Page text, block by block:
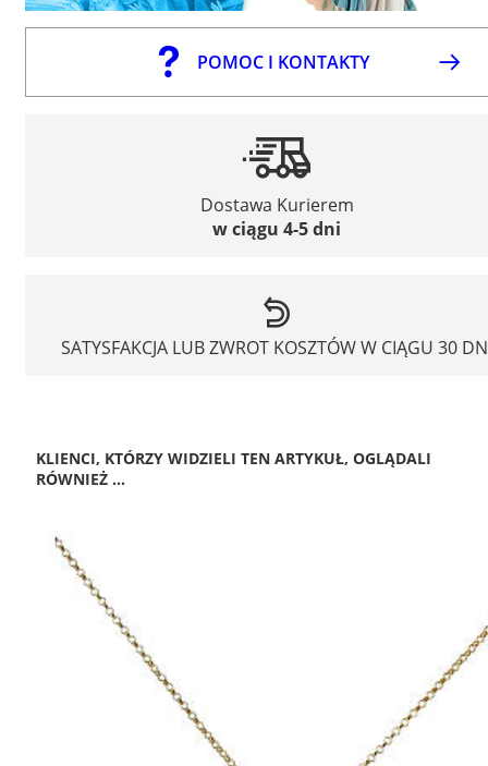
POMOC I KONTAKTY
Dostawa Kurierem
w ciągu 4-5 dni
SATYSFAKCJA LUB ZWROT KOSZTÓW W CIĄGU 30
KLIENCI, KTÓRZY WIDZIELI TEN ARTYKUŁ, OGLĄDALI
RÓWNIEŻ ...